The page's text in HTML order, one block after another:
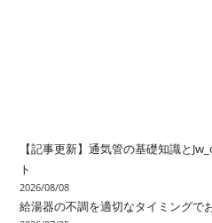
【記事更新】通気管の基礎知識と
ト
2026/08/08
給湯器の不調を適切なタイミングで